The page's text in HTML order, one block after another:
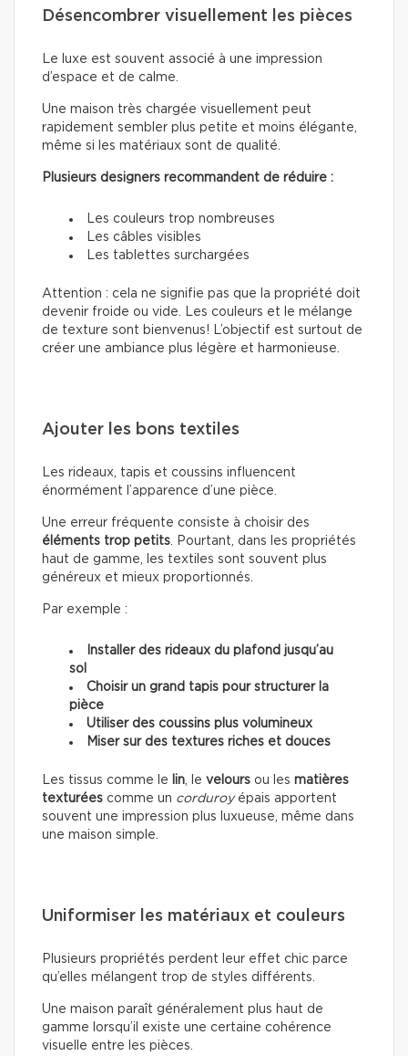
Désencombrer visuellement les pièces
Le luxe est souvent associé à une impression
d’espace et de calme.
Une maison très chargée visuellement peut
rapidement sembler plus petite et moins élégante,
même si les matériaux sont de qualité.
Plusieurs designers recommandent de réduire :
Les couleurs trop nombreuses
Les câbles visibles
Les tablettes surchargées
Attention : cela ne signifie pas que la propriété doit
devenir froide ou vide. Les couleurs et le mélange
de texture sont bienvenus! L’objectif est surtout de
créer une ambiance plus légère et harmonieuse.
Ajouter les bons textiles
Les rideaux, tapis et coussins influencent
énormément l’apparence d’une pièce.
Une erreur fréquente consiste à choisir des
éléments trop petits. Pourtant, dans les propriétés
haut de gamme, les textiles sont souvent plus
généreux et mieux proportionnés.
Par exemple :
Installer des rideaux du plafond jusqu’au
sol
Choisir un grand tapis pour structurer la
pièce
Utiliser des coussins plus volumineux
Miser sur des textures riches et douces
Les tissus comme le lin, le velours ou les matières
texturées comme un corduroyépais apportent
souvent une impression plus luxueuse, même dans
une maison simple.
Uniformiser les matériaux et couleurs
Plusieurs propriétés perdent leur effet chic parce
qu’elles mélangent trop de styles différents.
Une maison paraît généralement plus haut de
gamme lorsqu’il existe une certaine cohérence
visuelle entre les pièces.